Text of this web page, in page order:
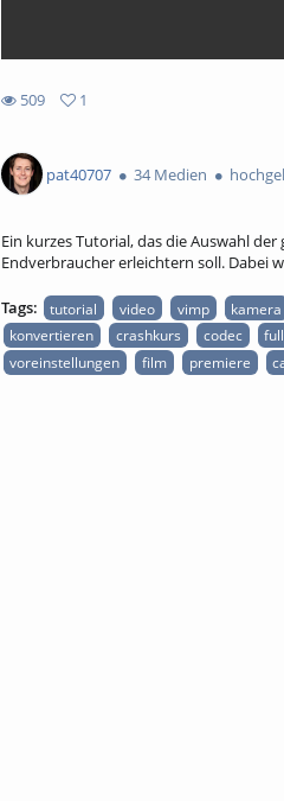
509
views
1
pat40707
34 Medien
Ein kurzes Tutorial, das die Auswahl
Endverbraucher erleichtern soll. Dabei
Tags: tutorial video vimp kamera
konvertieren
crashkurs codec
voreinstellungen
film premiere